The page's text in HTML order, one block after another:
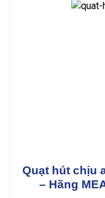
Quạt hút chịu
– Hãng